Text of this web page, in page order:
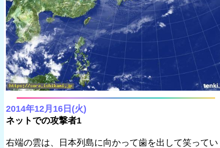
2014年12月16日(火)
ネットでの攻撃者1
右端の雲は、日本列島に向かって歯を出して笑ってい